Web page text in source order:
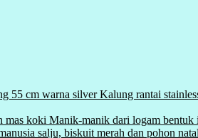
Kalung rantai
Manik-manik dari logam